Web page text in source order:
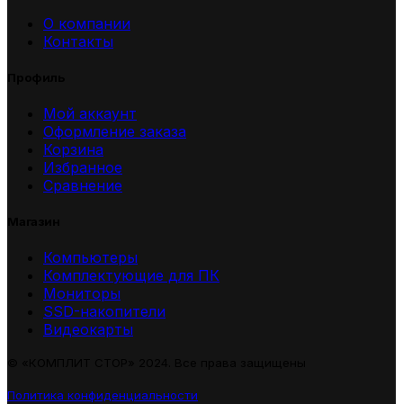
О компании
Контакты
Мой аккаунт
Оформление заказа
Корзина
Избранное
Сравнение
Компьютеры
Комплектующие для ПК
Мониторы
SSD-накопители
Видеокарты
Политика конфиденциальности